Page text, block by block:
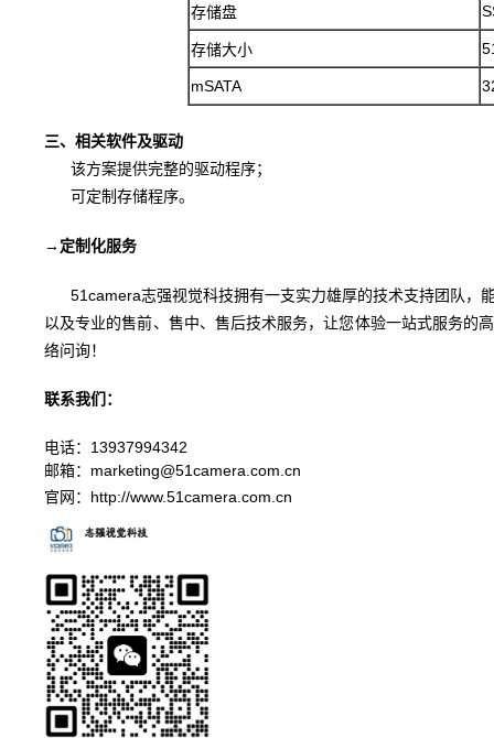
存储盘
存储大小
mSATA
三、相关软件及驱动
该方案提供完整的驱动程序；
可定制存储程序。
→ 定制化服务
51camera志强视觉科技拥有一支实力雄厚的技术支持团队，
以及专业的售前、售中、售后技术服务，让您体验一站式服务的
络问询！
联系我们：
电话：13937994342
邮箱： marketing@51camera.com.cn
官网： http://www.51camera.com.cn